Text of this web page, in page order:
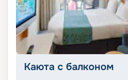
Каюта с балконом